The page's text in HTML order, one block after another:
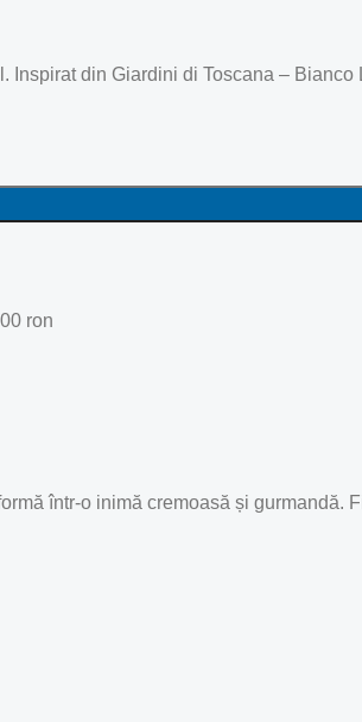
Inspirat din Giardini di Toscana – Bianco
ron
într-o inimă cremoasă și gurmandă.